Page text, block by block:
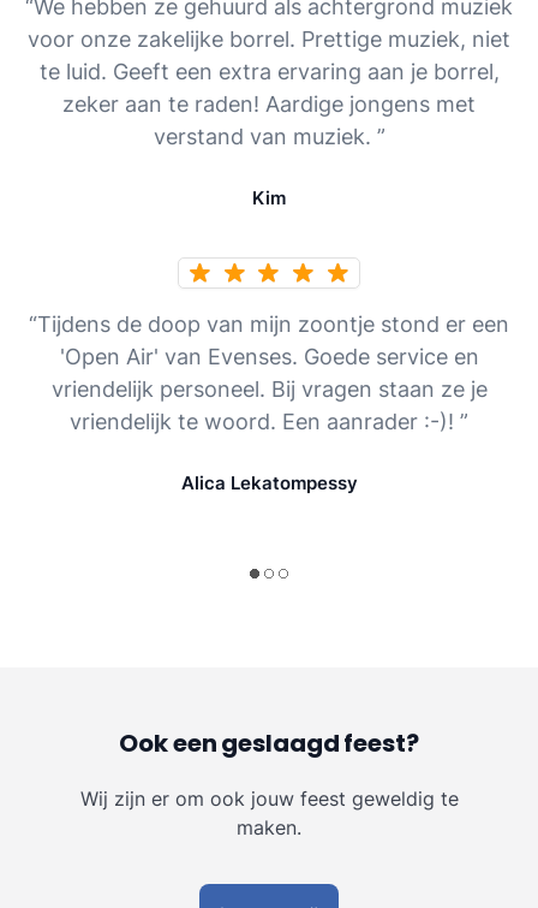
“We hebben ze gehuurd als achtergrond muziek
voor onze zakelijke borrel. Prettige muziek, niet
te luid. Geeft een extra ervaring aan je borrel,
zeker aan te raden! Aardige jongens met
verstand van muziek. ”
Kim
“Tijdens de doop van mijn zoontje stond er een
'Open Air' van Evenses. Goede service en
vriendelijk personeel. Bij vragen staan ze je
vriendelijk te woord. Een aanrader :-)! ”
Alica Lekatompessy
Ook een geslaagd feest?
Wij zijn er om ook jouw feest geweldig te
maken.